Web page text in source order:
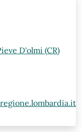
D'olmi (CR)